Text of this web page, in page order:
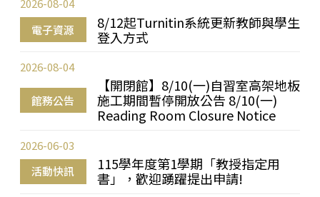
電子資源
8/12起Turnitin系統更新教師與學生
登入方式
2026-08-04
館務公告
【開閉館】8/10(一)自習室高架地板
施工期間暫停開放公告 8/10(一)
Reading Room Closure Notice
2026-08-04
活動快訊
115學年度第1學期「教授指定用
書」，歡迎踴躍提出申請!
2026-06-03